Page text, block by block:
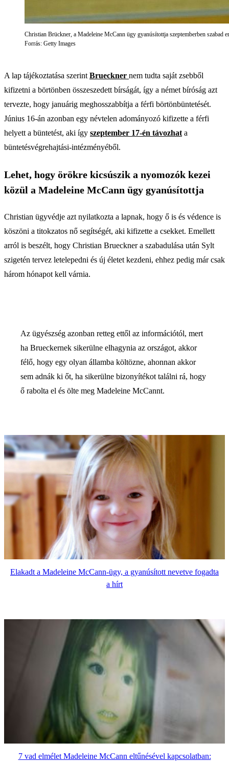
Christian Brückner, a Madeleine McCann ügy gyanúsítottja szeptemberben szabad
Forrás: Getty Images
A lap tájékoztatása szerint Brueckner nem tudta saját zsebből
kifizetni a börtönben összeszedett bírságát, így a német bíróság azt
tervezte, hogy januárig meghosszabbítja a férfi börtönbüntetését.
Június 16-án azonban egy névtelen adományozó kifizette a férfi
helyett a büntetést, aki így szeptember 17-én távozhat a
büntetésvégrehajtási-intézményéből.
Lehet, hogy örökre kicsúszik a nyomozók kezei
közül a Madeleine McCann ügy gyanúsítottja
Christian ügyvédje azt nyilatkozta a lapnak, hogy ő is és védence is
köszöni a titokzatos nő segítségét, aki kifizette a csekket. Emellett
arról is beszélt, hogy Christian Brueckner a szabadulása után Sylt
szigetén tervez letelepedni és új életet kezdeni, ehhez pedig már csak
három hónapot kell várnia.
Az ügyészség azonban retteg ettől az információtól, mert
ha Brueckernek sikerülne elhagynia az országot, akkor
félő, hogy egy olyan államba költözne, ahonnan akkor
sem adnák ki őt, ha sikerülne bizonyítékot találni rá, hogy
ő rabolta el és ölte meg Madeleine McCannt.
Elakadt a Madeleine McCann-ügy, a gyanúsított nevetve fogadta
a hírt
7 vad elmélet Madeleine McCann eltűnésével kapcsolatban: